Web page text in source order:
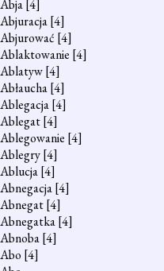
Abja[4]
Abjuracja[4]
Abjurować [4]
Ablaktowanie [4]
Ablatyw[4]
Abłaucha[4]
Ablegacja[4]
Ablegat[4]
Ablegowanie [4]
Ablegry[4]
Ablucja[4]
Abnegacja[4]
Abnegat[4]
Abnegatka[4]
Abnoba[4]
Abo [4]